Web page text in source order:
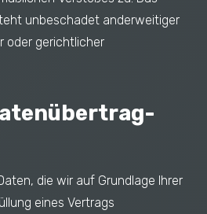
unbeschadet anderweitiger
oder gerichtlicher
die wir auf Grundlage Ihrer
eines Vertrags